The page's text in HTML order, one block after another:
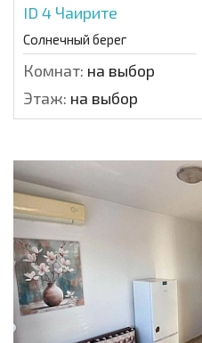
ID 4 Чаирите
Солнечный берег
Комнат: на выбор
Этаж: на выбор